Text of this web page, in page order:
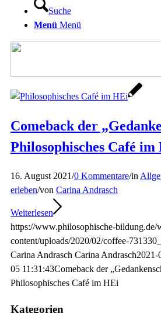
Suche
Menü Menü
Comeback der
Philosophisches Café im
16. August 2021/0 Kommentare/in
erleben/von Carina Andrasch
Weiterlesen
https://www.philosophische-bildung.de/
content/uploads/2020/02/coffee-
Carina Andrasch Carina Andrasch2021-
05 11:31:43Comeback der
Philosophisches Café im HEi
Kategorien